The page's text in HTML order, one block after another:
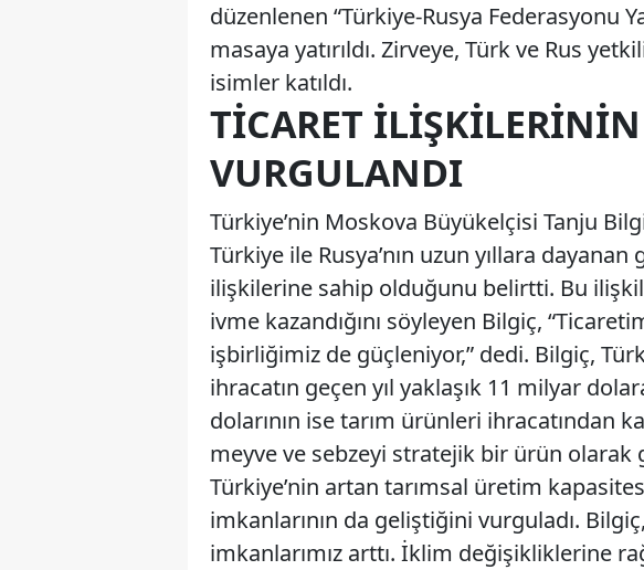
düzenlenen “Türkiye-Rusya Federasyonu
masaya yatırıldı. Zirveye, Türk ve Rus
isimler katıldı.
TICARET
VURGULANDI
Türkiye’nin Moskova Büyükelçisi Tanju
Türkiye ile Rusya’nın uzun yıllara
ilişkilerine sahip olduğunu belirtti. Bu
ivme kazandığını söyleyen Bilgiç,
işbirliğimiz de güçleniyor,” dedi. Bilgiç,
ihracatın geçen yıl yaklaşık 11 milyar
dolarının ise tarım ürünleri ihracatından
meyve ve sebzeyi stratejik bir ürün
Türkiye’nin artan tarımsal üretim
imkanlarının da geliştiğini vurguladı.
imkanlarımız arttı. İklim değişikliklerine